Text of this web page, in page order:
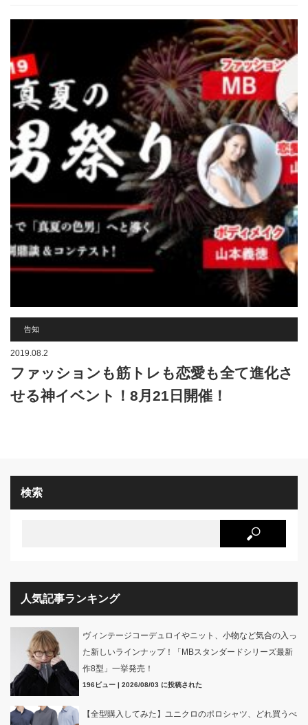
告知
2019.08.2
ファッションも筋トレも恋愛も全て進化さ
せる神イベント！8月21日開催！
検索
人気記事ランキング
ヴィンテージコーデュロイやニット、小物など気合の入っ
た新しいラインナップ！「MBスタンダードシリーズ最新
作8型」一挙発売！
196ビュー | 2026/08/03 に投稿された
【全型購入してみた】ユニクロのポロシャツ、どれ買うべ